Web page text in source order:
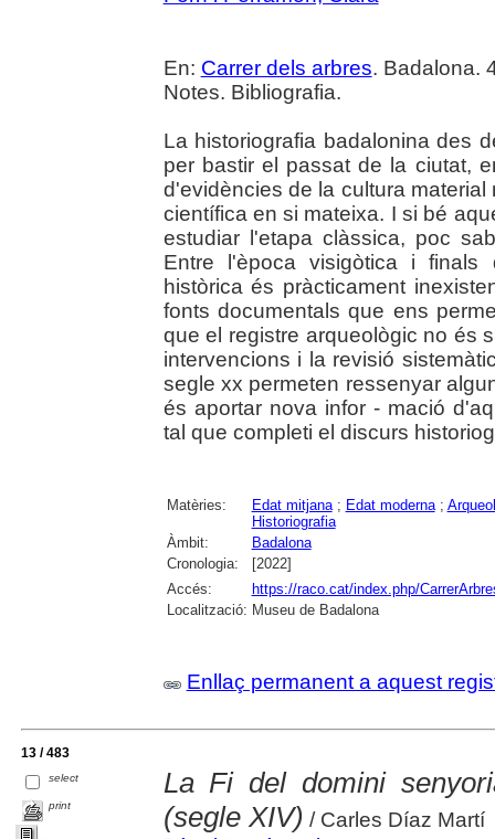
En: Carrer dels arbres. Badalona.
Notes. Bibliografia.
La historiografia badalonina des
per bastir el passat de la ciutat,
d'evidències de la cultura
científica en si mateixa. I si bé
estudiar l'etapa clàssica, poc
Entre l'època visigòtica i finals
històrica és pràcticament
fonts documentals que ens
que el registre arqueològic no és
intervencions i la revisió
segle xx permeten ressenyar
és aportar nova infor - mació
tal que completi el discurs
Matèries: Edat mitjana; Edat moderna;
Historiografia
Àmbit:
Badalona
Cronologia:
[2022]
Accés:
https://raco.cat/index.php/
Localització: Museu de Badalona
Enllaç permanent a aquest
13 / 483
select
print
La Fi del domini
(segle XIV) / Carles Díaz Martí